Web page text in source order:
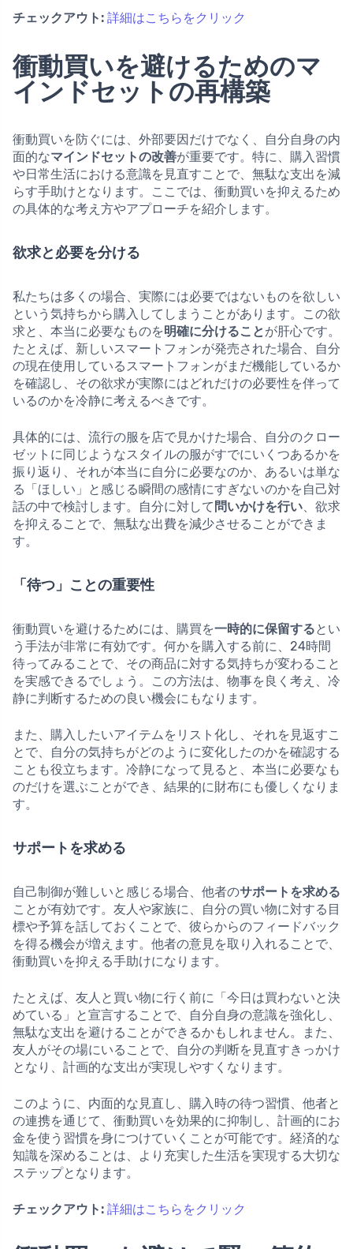
チェックアウト: 詳細はこちらをクリック
衝動買いを避けるためのマ
インドセットの再構築
衝動買いを防ぐには、外部要因だけでなく、自分自身の内
面的なマインドセットの改善が重要です。特に、購入習慣
や日常生活における意識を見直すことで、無駄な支出を減
らす手助けとなります。ここでは、衝動買いを抑えるため
の具体的な考え方やアプローチを紹介します。
欲求と必要を分ける
私たちは多くの場合、実際には必要ではないものを欲しい
という気持ちから購入してしまうことがあります。この欲
求と、本当に必要なものを明確に分けることが肝心です。
たとえば、新しいスマートフォンが発売された場合、自分
の現在使用しているスマートフォンがまだ機能しているか
を確認し、その欲求が実際にはどれだけの必要性を伴って
いるのかを冷静に考えるべきです。
具体的には、流行の服を店で見かけた場合、自分のクロー
ゼットに同じようなスタイルの服がすでにいくつあるかを
振り返り、それが本当に自分に必要なのか、あるいは単な
る「ほしい」と感じる瞬間の感情にすぎないのかを自己対
話の中で検討します。自分に対して 問いかけを行い 、欲求
を抑えることで、無駄な出費を減少させることができま
す。
「待つ」ことの重要性
衝動買いを避けるためには、購買を一時的に保留するとい
う手法が非常に有効です。何かを購入する前に、24時間
待ってみることで、その商品に対する気持ちが変わること
を実感できるでしょう。この方法は、物事を良く考え、冷
静に判断するための良い機会にもなります。
また、購入したいアイテムをリスト化し、それを見返すこ
とで、自分の気持ちがどのように変化したのかを確認する
ことも役立ちます。冷静になって見ると、本当に必要なも
のだけを選ぶことができ、結果的に財布にも優しくなりま
す。
サポートを求める
自己制御が難しいと感じる場合、他者のサポートを求める
ことが有効です。友人や家族に、自分の買い物に対する目
標や予算を話しておくことで、彼らからのフィードバック
を得る機会が増えます。他者の意見を取り入れることで、
衝動買いを抑える手助けになります。
たとえば、友人と買い物に行く前に「今日は買わないと決
めている」と宣言することで、自分自身の意識を強化し、
無駄な支出を避けることができるかもしれません。また、
友人がその場にいることで、自分の判断を見直すきっかけ
となり、計画的な支出が実現しやすくなります。
このように、内面的な見直し、購入時の待つ習慣、他者と
の連携を通じて、衝動買いを効果的に抑制し、計画的にお
金を使う習慣を身につけていくことが可能です。経済的な
知識を深めることは、より充実した生活を実現する大切な
ステップとなります。
チェックアウト: 詳細はこちらをクリック